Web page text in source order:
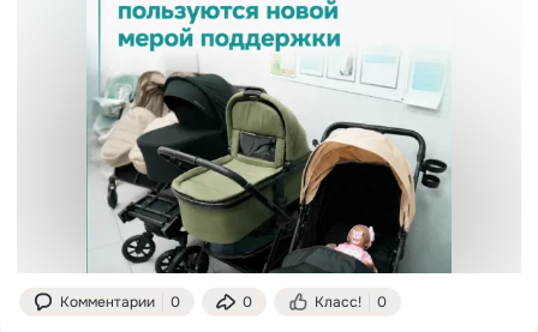
Комментарии 0 0 Класс! 0